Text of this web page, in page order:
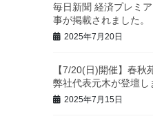
毎日新聞 経済プレミ
事が掲載されました。
2025年7月20日
【7/20(日)開催】春秋
弊社代表元木が登壇し
2025年7月15日